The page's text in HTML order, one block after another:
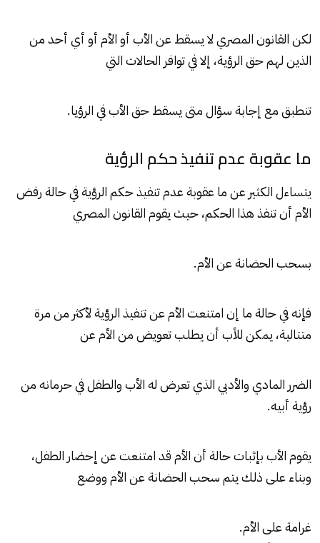
لكن القانون المصري لا يسقط عن الأب أو الأم أو أي أحد من
الذين لهم حق الرؤية، إلا في توافر الحالات التي
تنطبق مع إجابة سؤال متى يسقط حق الأب في الرؤيا.
ما عقوبة عدم تنفيذ حكم الرؤية
يتساءل الكثير عن ما عقوبة عدم تنفيذ حكم الرؤية في حالة رفض
الأم أن تنفذ هذا الحكم، حيث يقوم القانون المصري
بسحب الحضانة عن الأم.
فإنه في حالة ما إن امتنعت الأم عن تنفيذ الرؤية لأكثر من مرة
متتالية، يمكن للأب أن يطلب تعويض من الأم عن
الضرر المادي والأدبي الذي تعرض له الأب والطفل في حرمانه من
رؤية أبيه.
يقوم الأب بإثبات حالة أن الأم قد امتنعت عن إحضار الطفل،
وبناء على ذلك يتم سحب الحضانة عن الأم ووضع
غرامة على الأم.